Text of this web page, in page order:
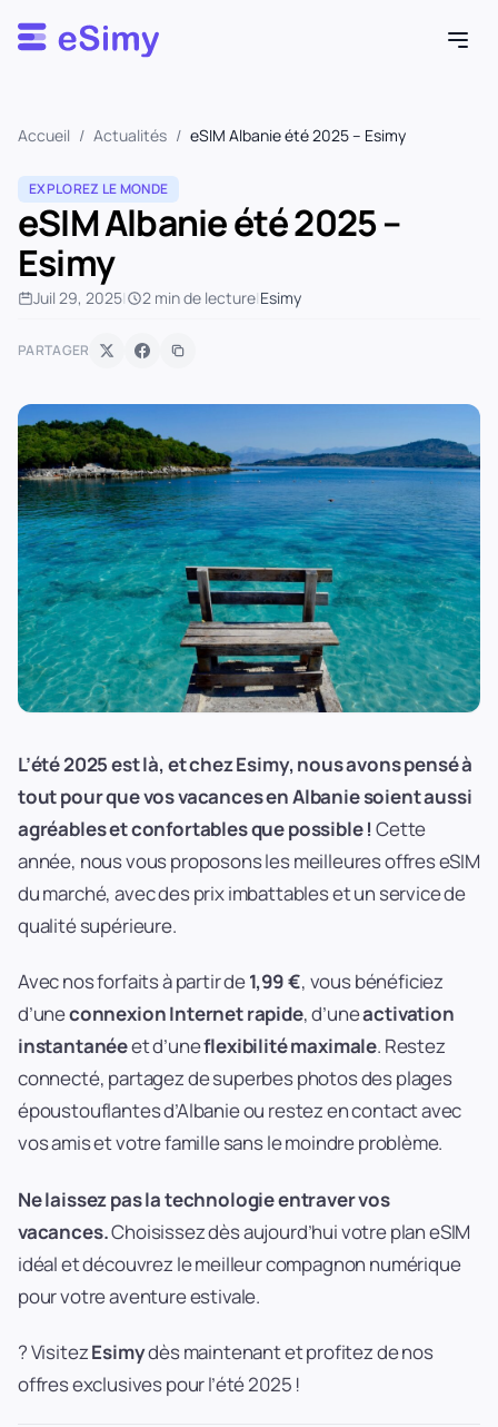
Esimy
Accueil / Actualités / eSIM Albanie été 2025 – Esimy
EXPLOREZ LE MONDE
eSIM Albanie été 2025 –
Esimy
Juil 29, 2025| 2 min de lecture|Esimy
PARTAGER
L’été 2025 est là, et chez Esimy, nous avons pensé à
tout pour que vos vacances en Albanie soient aussi
agréables et confortables que possible ! Cette
année, nous vous proposons les meilleures offres eSIM
du marché, avec des prix imbattables et un service de
qualité supérieure.
Avec nos forfaits à partir de1,99 €, vous bénéficiez
d’uneconnexion Internet rapide, d’uneactivation
instantanéeet d’uneflexibilité maximale. Restez
connecté, partagez de superbes photos des plages
époustouflantes d’Albanie ou restez en contact avec
vos amis et votre famille sans le moindre problème.
Ne laissez pas la technologie entraver vos
vacances.Choisissez dès aujourd’hui votre plan eSIM
idéal et découvrez le meilleur compagnon numérique
pour votre aventure estivale.
? VisitezEsimydès maintenant et profitez de nos
offres exclusives pour l’été 2025 !